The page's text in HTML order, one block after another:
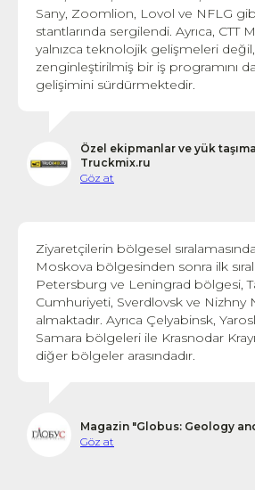
Sany, Zoomlion, Lovol ve NFLG
stantlarında sergilendi. Ayrıca, CTT
yalnızca teknolojik gelişmeleri
zenginleştirilmiş bir iş programını
gelişimini sürdürmektedir.
Özel ekipmanlar ve yük
Truckmix.ru
Göz at
Ziyaretçilerin bölgesel
Moskova bölgesinden sonra ilk
Petersburg ve Leningrad bölgesi,
Cumhuriyeti, Sverdlovsk ve Nizhny
almaktadır. Ayrıca Çelyabinsk,
Samara bölgeleri ile Krasnodar
diğer bölgeler arasındadır.
Magazin "Globus: Geology
Göz at